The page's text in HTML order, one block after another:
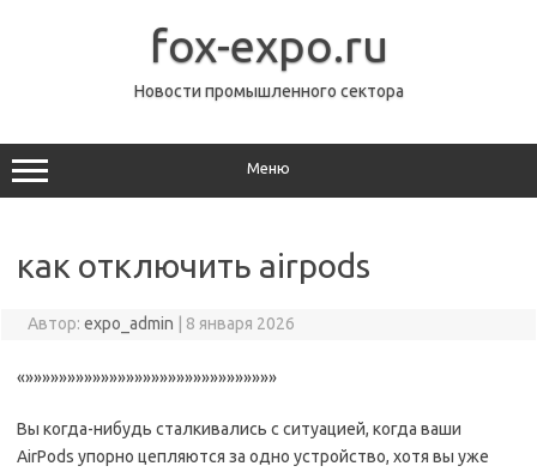
fox-expo.ru
Новости промышленного сектора
Меню
как отключить airpods
Автор: expo_admin 8 января 2026
«»»»»»»»»»»»»»»»»»»»»»»»»»»»»»»
Вы когда-нибудь сталкивались с ситуацией, когда ваши
AirPods упорно цепляются за одно устройство, хотя вы уже